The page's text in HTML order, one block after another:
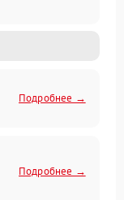
Подробнее →
Подробнее →